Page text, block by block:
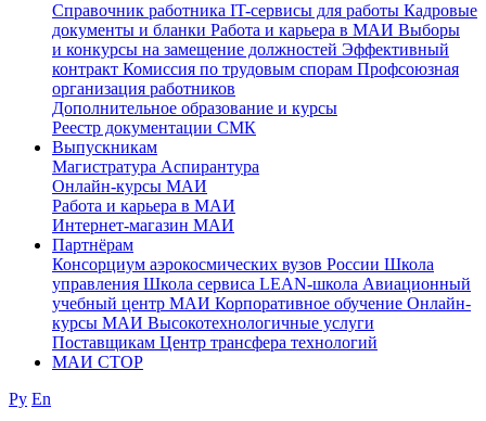
Cправочник работника IT-сервисы для работы Кадровые
документы и бланки Работа и карьера в МАИ Выборы
и конкурсы на замещение должностей Эффективный
контракт Комиссия по трудовым спорам Профсоюзная
организация работников
Дополнительное образование и курсы
Реестр документации СМК
Выпускникам
Магистратура Аспирантура
Онлайн-курсы МАИ
Работа и карьера в МАИ
Интернет-магазин МАИ
Партнёрам
Консорциум аэрокосмических вузов России Школа
управления Школа сервиса LEAN-школа Авиационный
учебный центр МАИ Корпоративное обучение Онлайн-
курсы МАИ Высокотехнологичные услуги
Поставщикам Центр трансфера технологий
МАИ СТОР
Ру En